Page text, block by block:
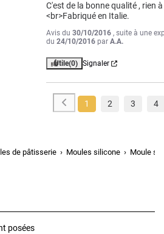
C'est de la bonne qualité , rien
<br>Fabriqué en Italie.
Avis du30/10/2016 , suite à une
du24/10/2016 parA.A.
Utile(0) Signaler
1 2 3 4
de pâtisserie Moules silicone Moule
posées